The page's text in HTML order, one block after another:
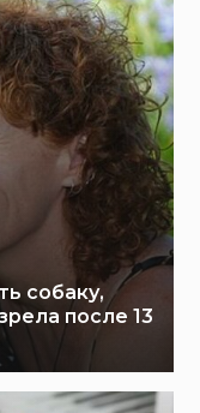
собаку,
после 13